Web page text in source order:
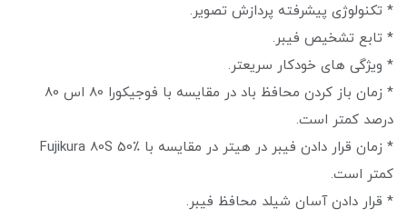
* تکنولوژی پیشرفته پردازش تصویر.
* تابع تشخیص فیبر.
* ویژگی های خودکار سریعتر.
* زمان باز کردن محافظ باد در مقایسه با فوجیکورا 80 اس 80
درصد کمتر است.
* زمان قرار دادن فیبر در هیتر در مقایسه با Fujikura 80S 50٪
کمتر است.
* قرار دادن آسان شیلد محافظ فیبر.